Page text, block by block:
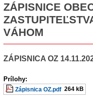
História
Pamiatky
Fotomapa
Farský úrad
Urbariát Krahuľka
Firmy na území obce
ZÁPISNICE
VÁHOM
ZÁPISNICA OZ
Prílohy:
Zápisnica OZ.pdf 264 kB